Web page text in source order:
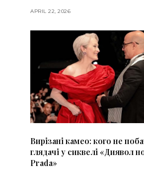
APRIL 22, 2026
Вирізані камео: кого не
глядачі у сиквелі «Диявол
Prada»